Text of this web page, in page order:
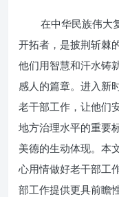
在中华民族伟大
开拓者，是披荆斩棘
他们用智慧和汗水铸
感人的篇章。进入新
老干部工作，让他们
地方治理水平的重要
美德的生动体现。本
心用情做好老干部工
部工作提供更具前瞻